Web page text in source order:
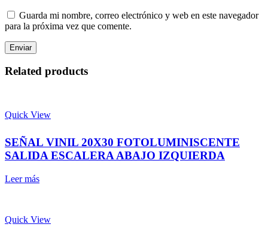
Guarda mi nombre, correo electrónico y web en este navegador
para la próxima vez que comente.
Related products
Quick View
SEÑAL VINIL 20X30 FOTOLUMINISCENTE
SALIDA ESCALERA ABAJO IZQUIERDA
Leer más
Quick View